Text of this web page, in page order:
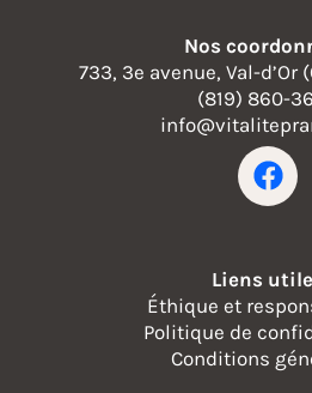
Nos
733, 3e avenue, Val-d’Or
(819) 860-
Liens
Éthique et
Politique de
Conditions